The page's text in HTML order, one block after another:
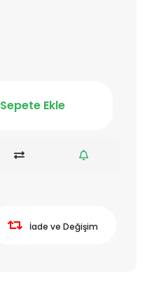
Sepete Ekle
İade ve Değişim